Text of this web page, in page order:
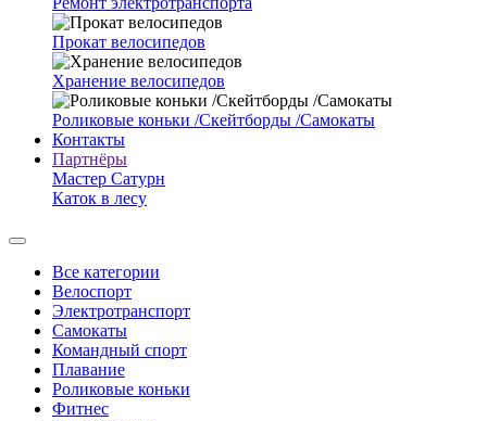
Прокат велосипедов
Хранение велосипедов
Роликовые коньки /Скейтборды /Самокаты
Контакты
Партнёры
Мастер Сатурн
Каток в лесу
Все категории
Велоспорт
Электротранспорт
Самокаты
Командный спорт
Плавание
Роликовые коньки
Фитнес